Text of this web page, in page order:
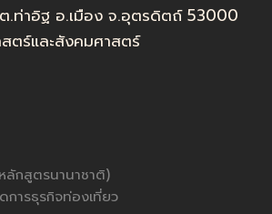
.ท่าอิฐ อ.เมือง จ.อุตรดิตถ์ 53000
ตร์และสังคมศาสตร์
ลักสูตรนานาชาติ)
ารธุรกิจท่องเที่ยว